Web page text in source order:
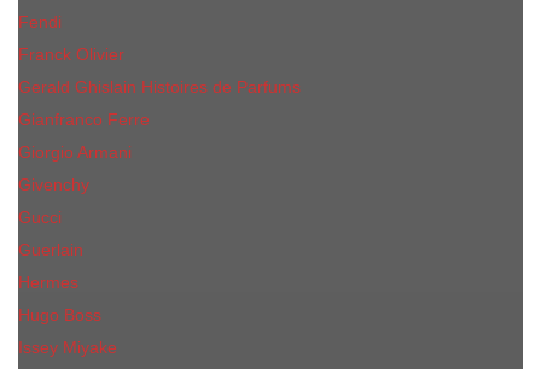
Fendi
Franck Olivier
Gerald Ghislain Histoires de Parfums
Gianfranco Ferre
Giorgio Armani
Givenchy
Gucci
Guerlain
Hermes
Hugo Boss
Issey Miyake